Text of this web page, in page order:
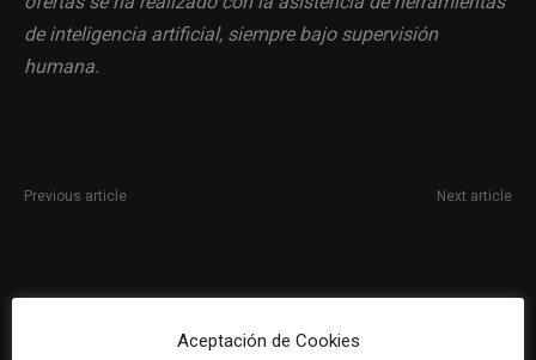
de inteligencia artificial, siempre bajo supervisión
humana.
Previous article Next article
Aceptación de Cookies